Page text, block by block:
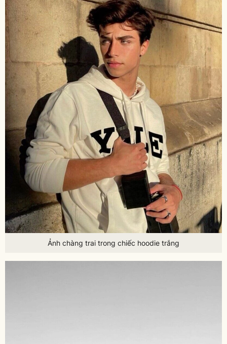
Ảnh chàng trai trong chiếc hoodie trắng